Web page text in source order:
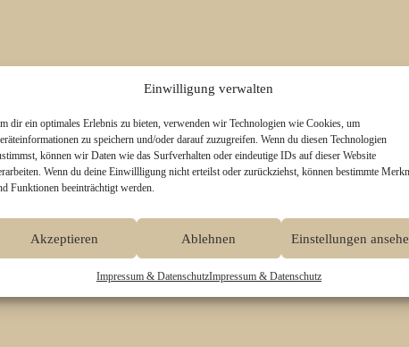
Einwilligung verwalten
dir ein optimales Erlebnis zu bieten, verwenden wir Technologien wie Cookies, um
zu speichern und/oder darauf zuzugreifen. Wenn du diesen Technologien
können wir Daten wie das Surfverhalten oder eindeutige IDs auf dieser Website
Wenn du deine Einwillligung nicht erteilst oder zurückziehst, können bestimmte
Funktionen beeinträchtigt werden.
Akzeptieren Ablehnen Einstellungen
Impressum & DatenschutzImpressum & Datenschutz
ins kochende Wasser geben und nach Packungsangabe